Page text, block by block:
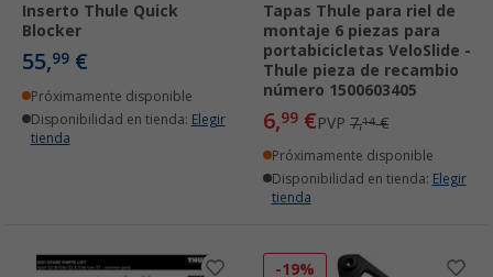
Inserto Thule Quick
Blocker
55,99 €
Próximamente disponible
Disponibilidad en tienda: Elegir
tienda
Tapas Thule para riel de
montaje 6 piezas para
portabicicletas VeloSlide -
Thule pieza de recambio
número 1500603405
6,99 €PVP 7,14€
Próximamente disponible
Disponibilidad en tienda: Elegir
tienda
-19%